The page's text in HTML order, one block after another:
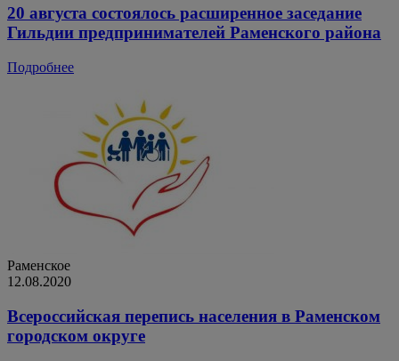
20 августа состоялось расширенное заседание
Гильдии предпринимателей Раменского района
Подробнее
Раменское
12.08.2020
Всероссийская перепись населения в Раменском
городском округе